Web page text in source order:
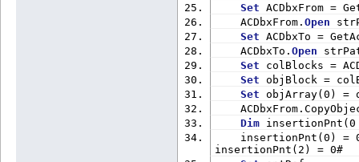
Set ACDbxFrom =
ACDbxFrom.Open
Set ACDbxTo =
ACDbxTo.Open
Set colBlocks =
Set objBlock =
Set objArray(0) =
Dim
insertionPnt(0) =
insertionPnt(2) = 0#